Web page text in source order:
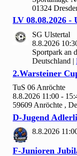
01324
LV 08.08.2026 -
SG Ulstertal
8.8.2026
Sportpark an
Deutschland |
2.Warsteiner
TuS 06 Anröchte
8.8.2026 11:00 -
59609 Anröchte ,
D-Jugend
8.8.2026
F-Junioren